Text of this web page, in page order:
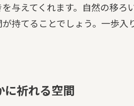
与えてくれます。自然の移ろ
持てることでしょう。一歩
に祈れる空間